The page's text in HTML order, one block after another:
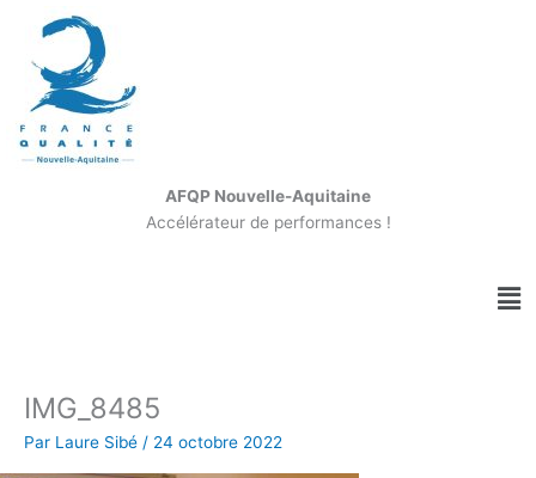
contenu
AFQP Nouvelle-Aquitaine
Accélérateur de performances !
IMG_8485
Par Laure Sibé / 24 octobre 2022